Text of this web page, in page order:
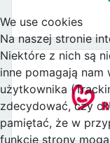
We use cookies
Na naszej stronie
Niektóre z nich są
inne pomagają
użytkownika
zdecydować, czy
pamiętać, że w
funkcje strony